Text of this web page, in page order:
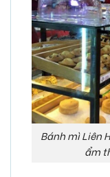
Bánh mì Liên
ẩm